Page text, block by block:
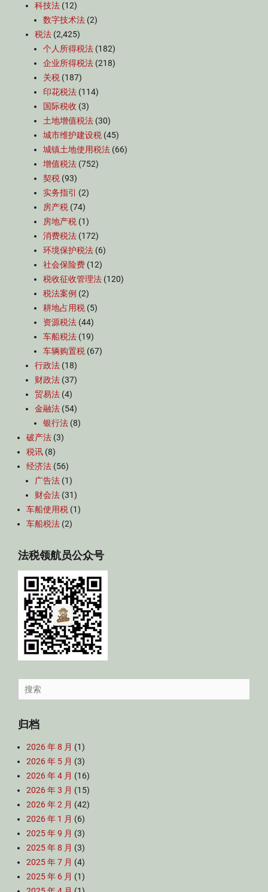
科技法 (12)
数字技术法 (2)
税法 (2,425)
个人所得税法 (182)
企业所得税法 (218)
关税 (187)
印花税法 (114)
国际税收 (3)
土地增值税法 (30)
城市维护建设税 (45)
城镇土地使用税法 (66)
增值税法 (752)
契税 (93)
实务指引
(2)
房产税 (74)
房地产税 (1)
消费税法 (172)
环境保护税法 (6)
社会保险费 (12)
税收征收管理法 (120)
税法案例 (2)
耕地占用税 (5)
资源税法 (44)
车船税法 (19)
车辆购置税 (67)
行政法 (18)
财政法 (37)
贸易法 (4)
金融法 (54)
银行法 (8)
破产法 (3)
税讯 (8)
经济法 (56)
广告法 (1)
财会法 (31)
车船使用税 (1)
车船税法 (2)
法税领航员公众号
Search
for:
归档
2026 年 8 月 (1)
2026 年 5 月 (3)
2026 年 4 月 (16)
2026 年 3 月 (15)
2026 年 2 月 (42)
2026 年 1 月 (6)
2025 年 9 月 (3)
2025 年 8 月 (3)
2025 年 7 月 (4)
2025 年 6 月 (1)